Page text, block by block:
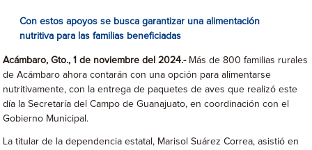
Con estos apoyos se busca garantizar una alimentación
nutritiva para las familias beneficiadas
Acámbaro, Gto., 1 de noviembre del 2024.-Más de 800 familias rurales
de Acámbaro ahora contarán con una opción para alimentarse
nutritivamente, con la entrega de paquetes de aves que realizó este
día la Secretaría del Campo de Guanajuato, en coordinación con el
Gobierno Municipal.
La titular de la dependencia estatal, Marisol Suárez Correa, asistió en